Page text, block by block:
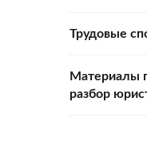
Трудовые
Материалы
разбор